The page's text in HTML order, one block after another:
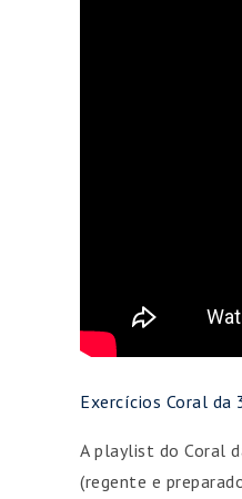
Exercícios Coral da
A playlist do Coral
(regente e